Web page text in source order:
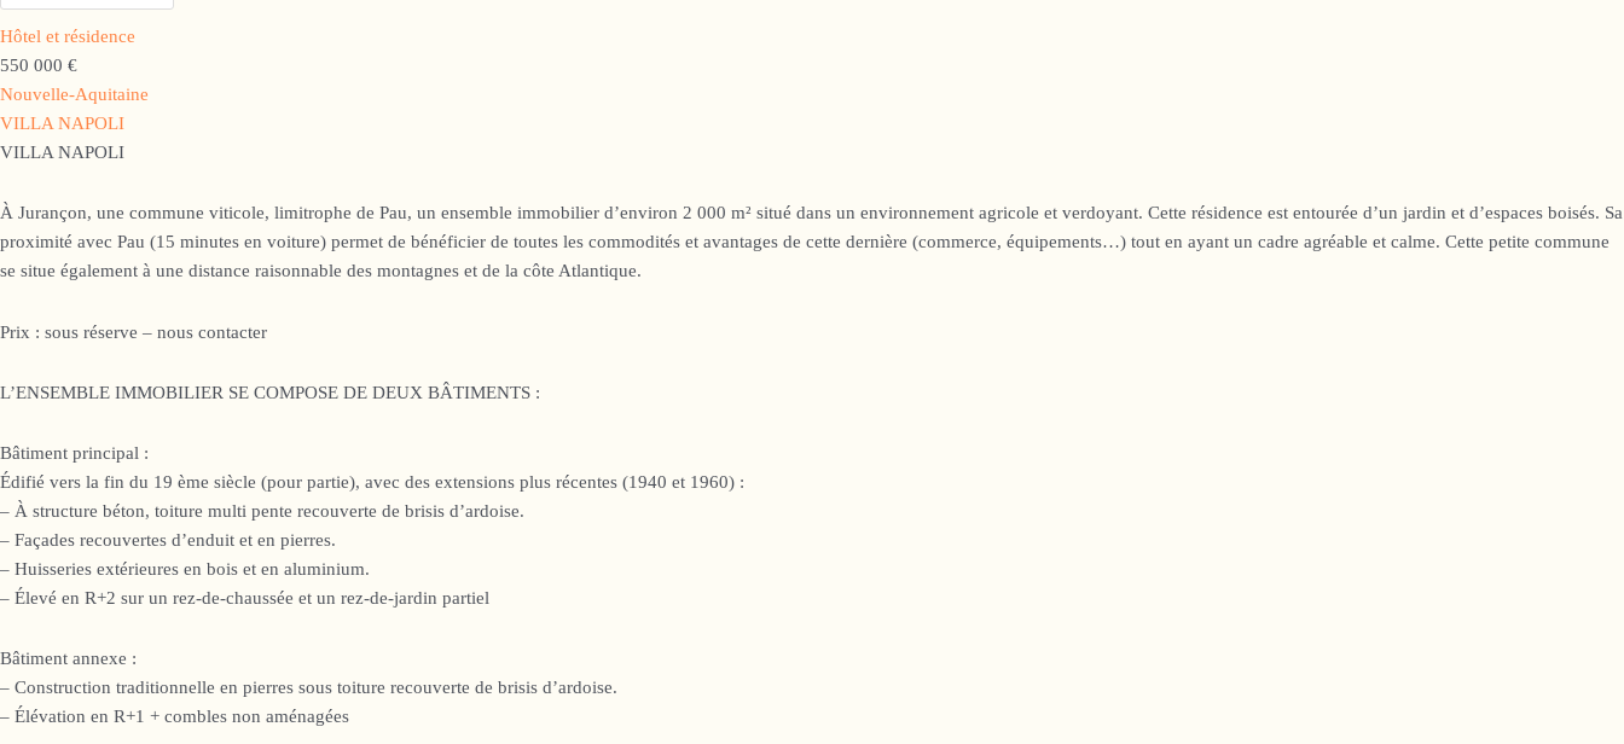
Hôtel et résidence
550 000 €
Nouvelle-Aquitaine
VILLA NAPOLI
VILLA NAPOLI
À Jurançon, une commune viticole, limitrophe de Pau, un ensemble immobilier d’environ 2 000 m² situé dans un environnement agricole et verdoyant. Cette résidence est entourée d’un jardin et d’espaces boisés. Sa
proximité avec Pau (15 minutes en voiture) permet de bénéficier de toutes les commodités et avantages de cette dernière (commerce, équipements…) tout en ayant un cadre agréable et calme. Cette petite commune
se situe également à une distance raisonnable des montagnes et de la côte Atlantique.
Prix : sous réserve – nous contacter
L’ENSEMBLE IMMOBILIER SE COMPOSE DE DEUX BÂTIMENTS :
Bâtiment principal :
Édifié vers la fin du 19 ème siècle (pour partie), avec des extensions plus récentes (1940 et 1960) :
– À structure béton, toiture multi pente recouverte de brisis d’ardoise.
– Façades recouvertes d’enduit et en pierres.
– Huisseries extérieures en bois et en aluminium.
– Élevé en R+2 sur un rez-de-chaussée et un rez-de-jardin partiel
Bâtiment annexe :
– Construction traditionnelle en pierres sous toiture recouverte de brisis d’ardoise.
– Élévation en R+1 + combles non aménagées